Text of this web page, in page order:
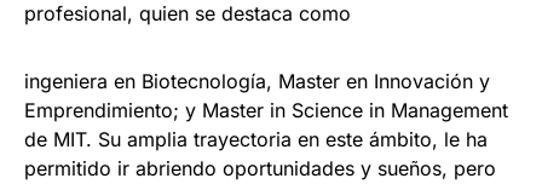
profesional, quien se destaca como
ingeniera en Biotecnología, Master en Innovación y
Emprendimiento; y Master in Science in Management
de MIT. Su amplia trayectoria en este ámbito, le ha
permitido ir abriendo oportunidades y sueños, pero